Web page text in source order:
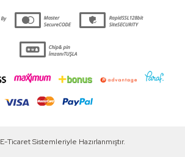
E-TicaretSistemleriyle Hazırlanmıştır.